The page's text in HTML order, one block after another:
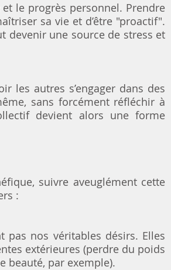
le progrès personnel. Prendre
sa vie et d’être "proactif".
devenir une source de stress et
les autres s’engager dans des
sans forcément réfléchir à
devient alors une forme
suivre aveuglément cette
:
pas nos véritables désirs. Elles
extérieures (perdre du poids
beauté, par exemple).